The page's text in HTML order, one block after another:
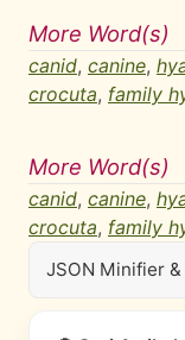
More Word(s)
canid, canine,
crocuta, family
More Word(s)
canid, canine,
crocuta, family
JSON Minifier